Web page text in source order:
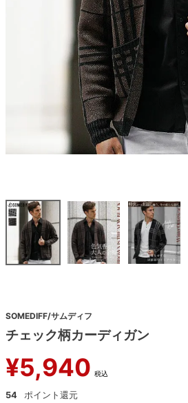
SOMEDIFF/サムディフ
チェック柄カーディガン
¥5,940 税込
54